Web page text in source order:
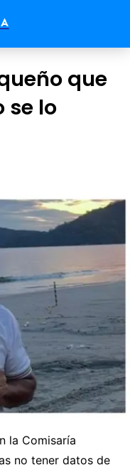
que
se lo
la Comisaría
no tener datos de